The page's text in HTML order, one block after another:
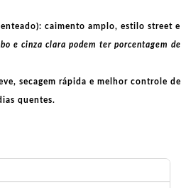
caimento amplo, estilo street e
e cinza clara podem ter porcentagem de
secagem rápida e melhor controle de
quentes.